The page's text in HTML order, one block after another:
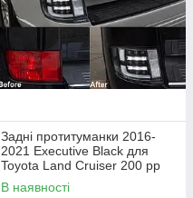
Задні протитуманки 2016-
2021 Executive Black для
Toyota Land Cruiser 200 рр
В наявності